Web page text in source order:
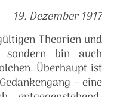
19. Dezember 1917
Theorien und
bin auch
Überhaupt ist
– eine